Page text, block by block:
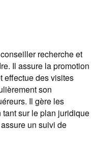
recherche et
Il assure la promotion
effectue des visites
son
Il gère les
sur le plan juridique
un suivi de